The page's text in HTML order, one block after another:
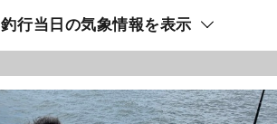
釣行当日の気象情報を表示